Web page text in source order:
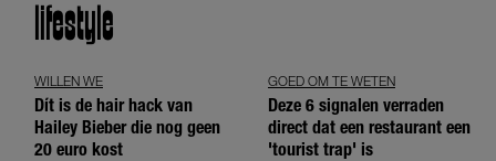
lifestyle
WILLEN WE
Dít is de hair hack van
Hailey Bieber die nog geen
20 euro kost
GOED OM TE WETEN
Deze 6 signalen verraden
direct dat een restaurant een
'tourist trap' is